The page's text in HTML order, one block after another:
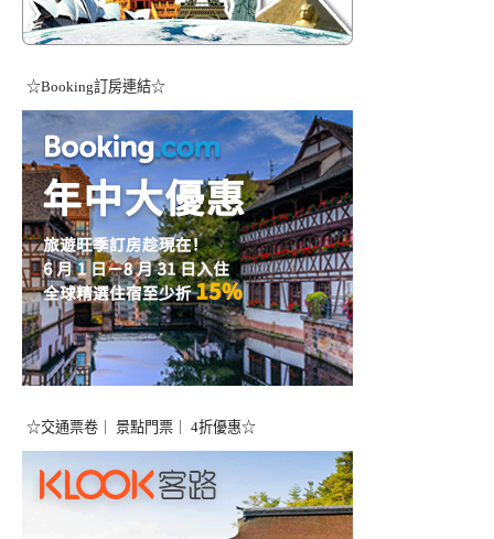
☆Booking訂房連結☆
☆交通票卷｜ 景點門票｜ 4折優惠☆